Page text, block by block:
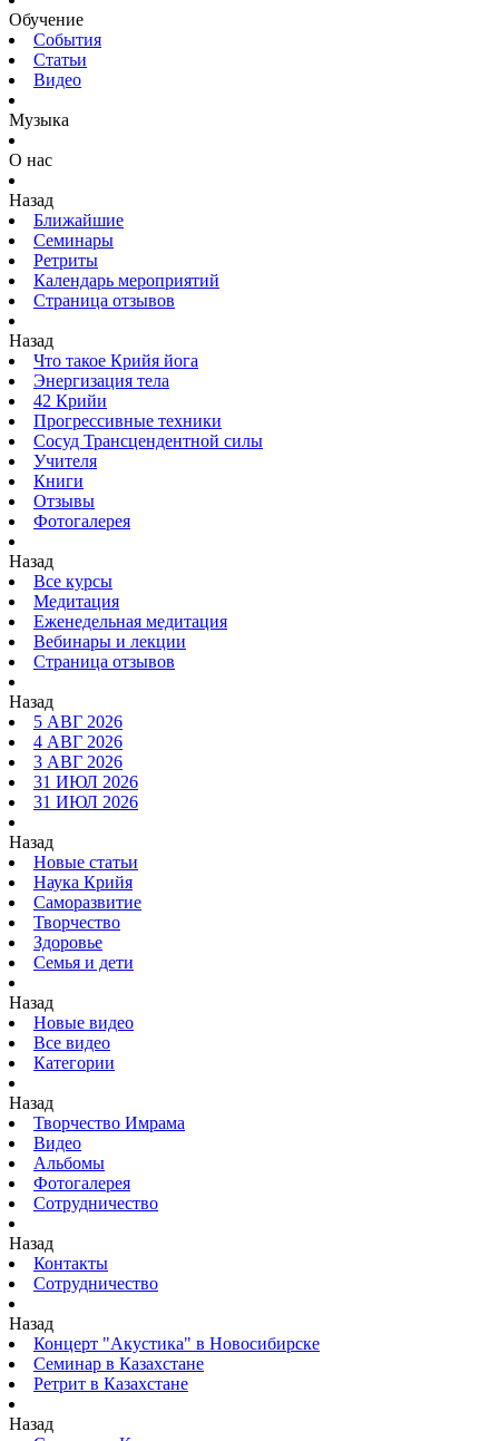
Обучение
События
Статьи
Видео
Музыка
О нас
Назад
Ближайшие
Семинары
Ретриты
Календарь мероприятий
Страница отзывов
Назад
Что такое Крийя йога
Энергизация тела
42 Крийи
Прогрессивные техники
Сосуд Трансцендентной силы
Учителя
Книги
Отзывы
Фотогалерея
Назад
Все курсы
Медитация
Еженедельная медитация
Вебинары и лекции
Страница отзывов
Назад
5 АВГ 2026
4 АВГ 2026
3 АВГ 2026
31 ИЮЛ 2026
31 ИЮЛ 2026
Назад
Новые статьи
Наука Крийя
Саморазвитие
Творчество
Здоровье
Семья и дети
Назад
Новые видео
Все видео
Категории
Назад
Творчество Имрама
Видео
Альбомы
Фотогалерея
Сотрудничество
Назад
Контакты
Сотрудничество
Назад
Концерт "Акустика" в Новосибирске
Семинар в Казахстане
Ретрит в Казахстане
Назад